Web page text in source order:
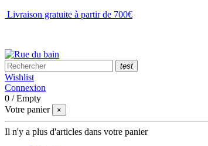
Livraison gratuite à partir de 700€
test
Wishlist
Connexion
0 /Empty
Votre panier
×
Il n'y a plus d'articles dans votre panier